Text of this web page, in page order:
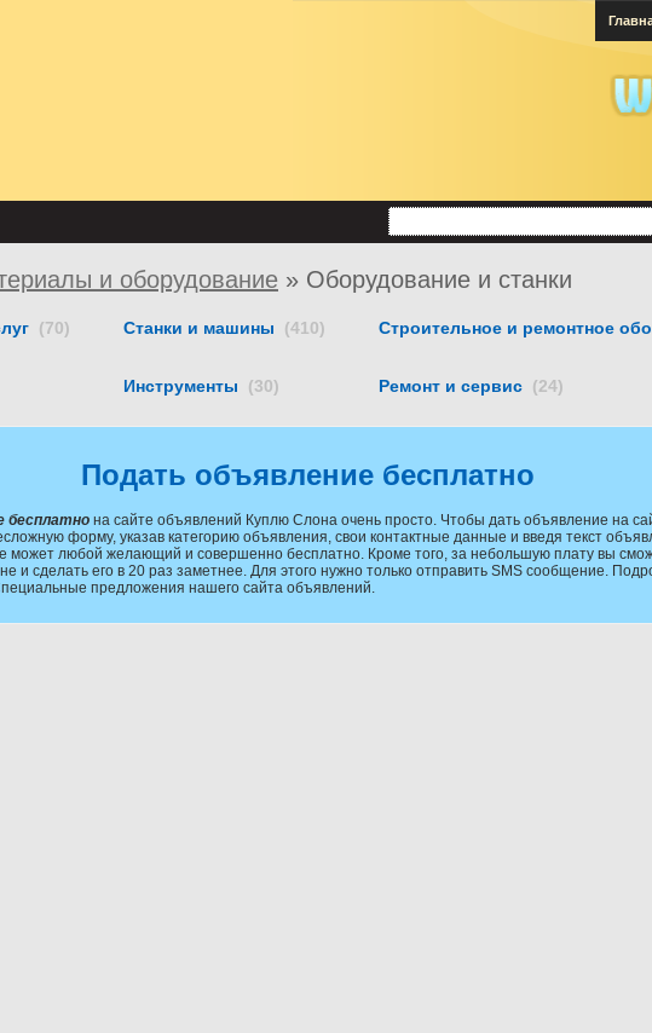
и оборудование » Оборудование и станки
(70) Станки и машины (410)
Инструменты (30)
Строительное и ремонтное
Ремонт и сервис (24)
Подать объявление бесплатно
бесплатно на сайте объявлений Куплю Слона очень просто. Чтобы дать объявление на
форму, указав категорию объявления, свои контактные данные и введя текст
может любой желающий и совершенно бесплатно. Кроме того, за небольшую плату вы
и сделать его в 20 раз заметнее. Для этого нужно только отправить SMS сообщение.
предложения нашего сайта объявлений.